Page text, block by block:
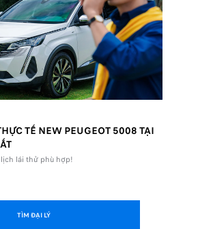
TẾ NEW PEUGEOT 5008 TẠI
lái thử phù hợp!
TÌM ĐẠI LÝ